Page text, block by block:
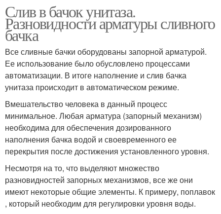
Слив в бачок унитаза.
Разновидности арматуры сливного
бачка
Все сливные бачки оборудованы запорной арматурой.
Ее использование было обусловлено процессами
автоматизации. В итоге наполнение и слив бачка
унитаза происходит в автоматическом режиме.
Вмешательство человека в данный процесс
минимальное. Любая арматура (запорный механизм)
необходима для обеспечения дозированного
наполнения бачка водой и своевременного ее
перекрытия после достижения установленного уровня.
Несмотря на то, что выделяют множество
разновидностей запорных механизмов, все же они
имеют некоторые общие элементы. К примеру, поплавок
, который необходим для регулировки уровня воды.